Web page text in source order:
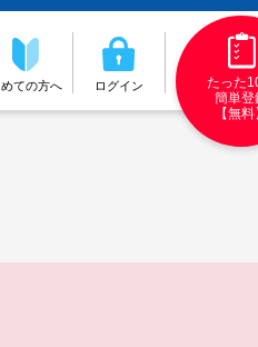
ての方へ ログイン
たった
簡単登
【無料